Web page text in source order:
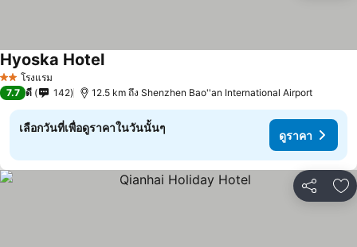
2 ดาวโรงแรม
Hyoska Hotelดูราคา
7.7 ดี 142 12.5 km ถึง Shenzhen Bao''an International Airport
เลือกวันที่เพื่อดูราคาในวันนั้นๆ
ดูราคา
แชร์ เ